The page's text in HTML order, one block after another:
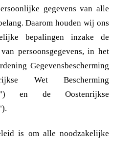
gegevens van alle
Daarom houden wij ons
bepalingen inzake de
persoonsgegevens, in het
Gegevensbescherming
Wet Bescherming
en de Oostenrijkse
is om alle noodzakelijke